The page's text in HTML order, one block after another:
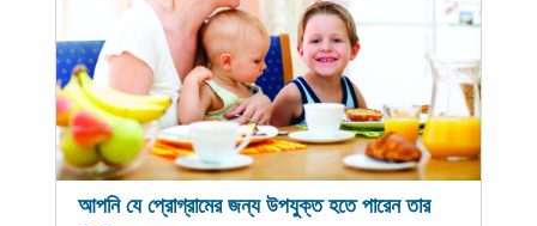
আপনি যে প্রোগ্রামের জন্য উপযুক্ত হতে পারেন তার